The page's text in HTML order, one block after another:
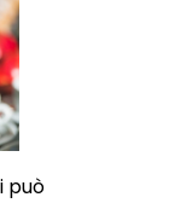
può